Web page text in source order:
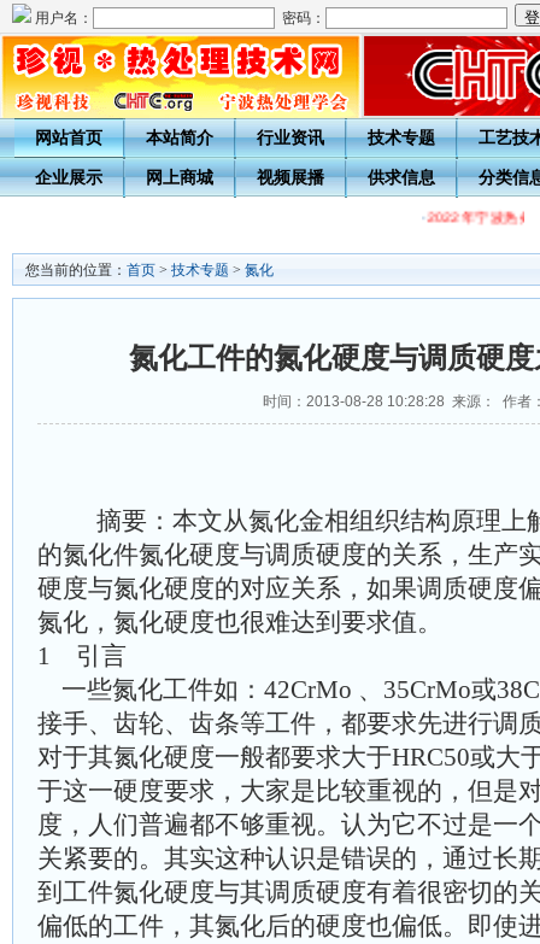
用户名： 密码：
网站首页 本站简介 行业资讯 技术专题 工艺技
企业展示 网上商城 视频展播 供求信息 分类信
2022年宁波热处
您当前的位置： 首页 > 技术专题 > 氮化
氮化工件的氮化硬度与调质硬
时间：2013-08-28 10:28:28 来源： 作者
摘要：本文从氮化金相组织结构原理上
的氮化件氮化硬度与调质硬度的关系，生产
硬度与氮化硬度的对应关系，如果调质硬度
氮化，氮化硬度也很难达到要求值。
1 引言
一些氮化工件如：42CrMo 、35CrMo或
接手、齿轮、齿条等工件，都要求先进行调
对于其氮化硬度一般都要求大于HRC50或大
于这一硬度要求，大家是比较重视的，但是
度，人们普遍都不够重视。认为它不过是一
关紧要的。其实这种认识是错误的，通过长
到工件氮化硬度与其调质硬度有着很密切的
偏低的工件，其氮化后的硬度也偏低。即使